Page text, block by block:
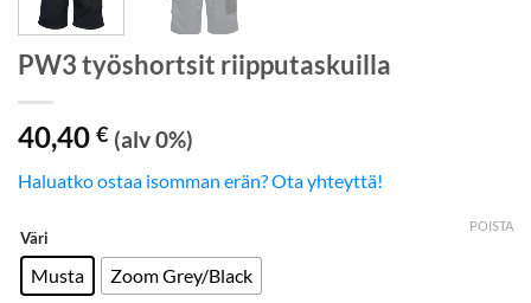
PW3 työshortsit riipputaskuilla
40,40 € (alv 0%)
Haluatko ostaa isomman erän? Ota yhteyttä!
Väri
Musta Zoom Grey/Black
POISTA